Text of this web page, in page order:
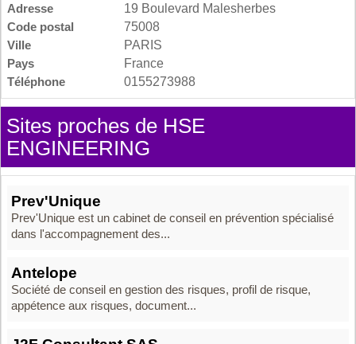
Adresse
19 Boulevard Malesherbes
Code postal
75008
Ville
PARIS
Pays
France
Téléphone
0155273988
Sites proches de HSE
ENGINEERING
Prev'Unique
Prev'Unique est un cabinet de conseil en prévention spécialisé
dans l'accompagnement des...
Antelope
Société de conseil en gestion des risques, profil de risque,
appétence aux risques, document...